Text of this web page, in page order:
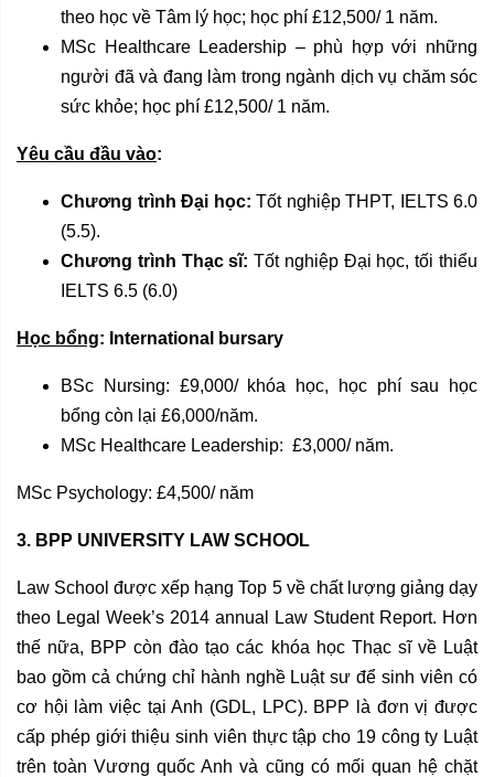
theo học về Tâm lý học; học phí £12,500/ 1 năm.
MSc Healthcare Leadership – phù hợp với những
người đã và đang làm trong ngành dịch vụ chăm sóc
sức khỏe; học phí £12,500/ 1 năm.
Yêu cầu đầu vào:
Chương trình Đại học: Tốt nghiệp THPT, IELTS 6.0
(5.5).
Chương trình Thạc sĩ:Tốt nghiệp Đại học, tối thiểu
IELTS 6.5 (6.0)
Học bổng: International bursary
BSc Nursing: £9,000/ khóa học, học phí sau học
bổng còn lại £6,000/năm.
MSc Healthcare Leadership: £3,000/ năm.
MSc Psychology: £4,500/ năm
3. BPP UNIVERSITY LAW SCHOOL
Law School được xếp hạng Top 5 về chất lượng giảng dạy
theo Legal Week’s 2014 annual Law Student Report. Hơn
thế nữa, BPP còn đào tạo các khóa học Thạc sĩ về Luật
bao gồm cả chứng chỉ hành nghề Luật sư để sinh viên có
cơ hội làm việc tại Anh (GDL, LPC). BPP là đơn vị được
cấp phép giới thiệu sinh viên thực tập cho 19 công ty Luật
trên toàn Vương quốc Anh và cũng có mối quan hệ chặt